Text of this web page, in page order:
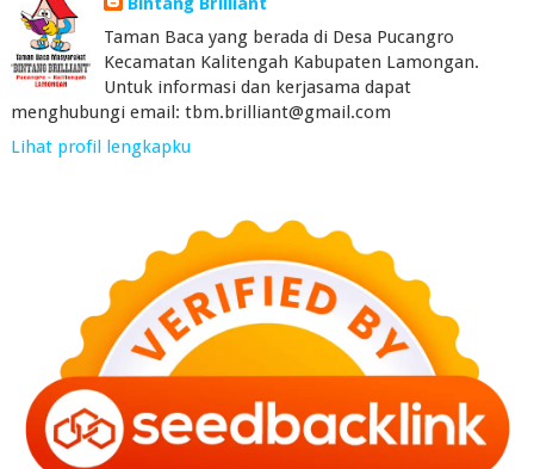
Taman Baca yang berada di Desa Pucangro
Kecamatan Kalitengah Kabupaten Lamongan.
Untuk informasi dan kerjasama dapat
menghubungi email: tbm.brilliant@gmail.com
Lihat profil lengkapku